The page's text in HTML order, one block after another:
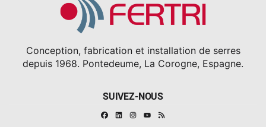
Conception, fabrication et installation de serres
depuis 1968. Pontedeume, La Corogne, Espagne.
SUIVEZ-NOUS
FacebookLinkedinInstagram